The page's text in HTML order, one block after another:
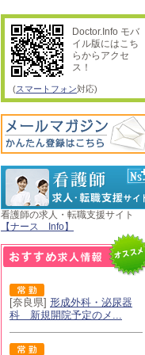
Doctor.Info モバ
イル版にはこち
らからアクセ
ス！
(スマートフォン対応)
看護師の求人・転職支援サイト
【ナース Info】
[奈良県] 形成外科・泌尿器
科 新規開院予定のメ...